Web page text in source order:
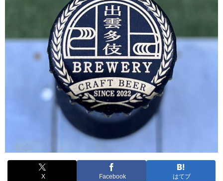
X Facebook はてブ